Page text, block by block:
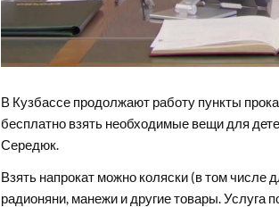
В Кузбассе продолжают работу пункты
бесплатно взять необходимые вещи для
Середюк.
Взять напрокат можно коляски (в том числе
радионяни, манежи и другие товары. Услуга